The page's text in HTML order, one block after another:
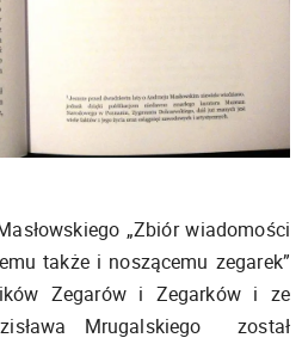
„Zbiór wiadomości
także i noszącemu zegarek”
Zegarów i Zegarków i ze
Mrugalskiego został